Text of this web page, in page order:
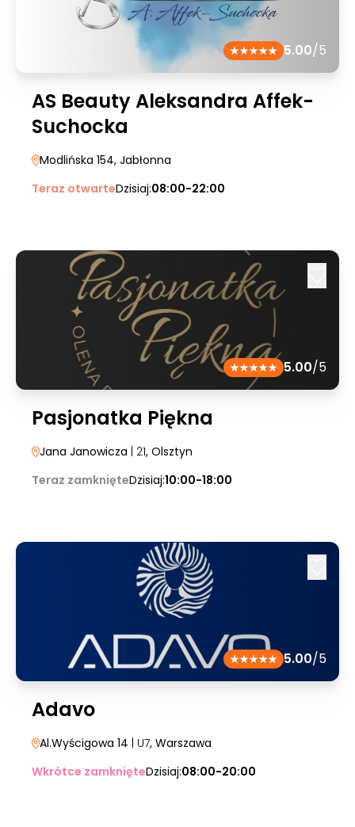
5.00/5
AS Beauty Aleksandra Affek-
Suchocka
Modlińska 154, Jabłonna
Teraz otwarteDzisiaj:08:00-22:00
5.00/5
Pasjonatka Piękna
Jana Janowicza | 21, Olsztyn
Teraz zamknięteDzisiaj:10:00-18:00
5.00/5
Adavo
Al.Wyścigowa 14 | U7, Warszawa
Wkrótce zamknięteDzisiaj:08:00-20:00